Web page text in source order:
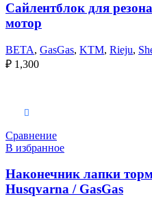
Cайлентблок для
мотор
BETA, GasGas, KTM, Rieju,
₽ 1,300
Сравнение
В избранное
Наконечник лапки
Husqvarna / GasGas